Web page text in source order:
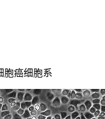
胞癌细胞系